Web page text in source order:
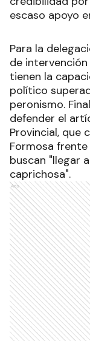
escaso apoyo
Para la
de
tienen la
político
peronismo.
defender el
Provincial, que
Formosa
buscan "llegar
caprichosa".
Ads